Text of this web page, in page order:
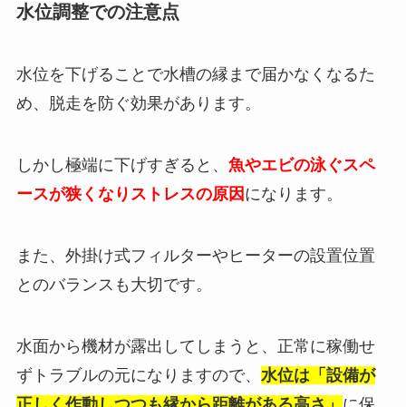
水位調整での注意点
水位を下げることで水槽の縁まで届かなくなるた
め、脱走を防ぐ効果があります。
しかし極端に下げすぎると、 魚やエビの泳ぐスペ
ースが狭くなりストレスの原因 になります。
また、外掛け式フィルターやヒーターの設置位置
とのバランスも大切です。
水面から機材が露出してしまうと、正常に稼働せ
ずトラブルの元になりますので、 水位は「設備が